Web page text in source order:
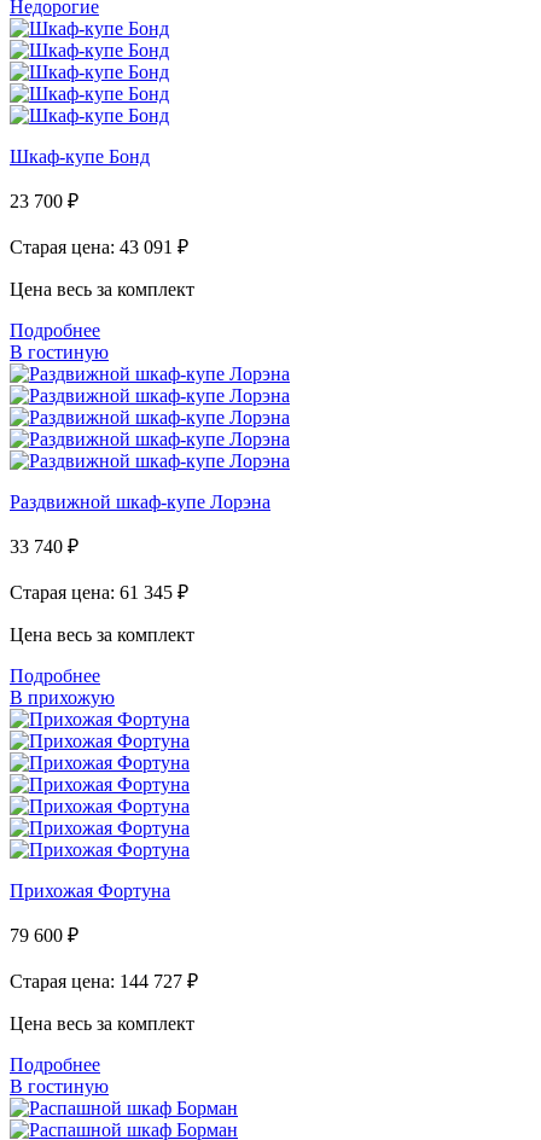
Недорогие
Шкаф-купе Бонд
23 700 ₽
Старая цена: 43 091 ₽
Цена весь за комплект
Подробнее
В гостиную
Раздвижной шкаф-купе Лорэна
33 740 ₽
Старая цена: 61 345 ₽
Цена весь за комплект
Подробнее
В прихожую
Прихожая Фортуна
79 600 ₽
Старая цена: 144 727 ₽
Цена весь за комплект
Подробнее
В гостиную